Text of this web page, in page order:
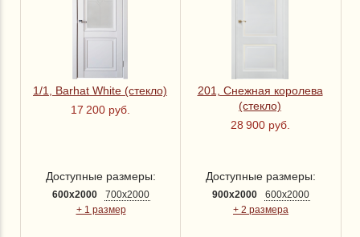
Доступные размеры:
600x2000
700x2000
+ 1 размер
1/1, Barhat White (стекло)
17 200 руб.
Доступные размеры:
900x2000
600x2000
+ 2 размера
201, Снежная королева
(стекло)
28 900 руб.